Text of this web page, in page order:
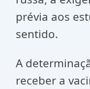
prévia aos
sentido.
A
receber a